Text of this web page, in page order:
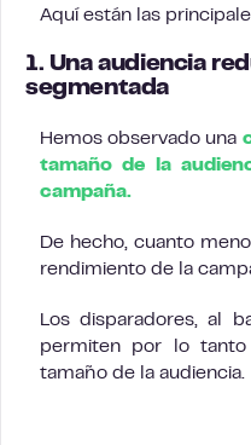
Aquí están las
1. Una audiencia
segmentada
Hemos observado una
tamaño de la
campaña.
De hecho, cuanto
rendimiento de la
Los disparadores, al
permiten por lo tanto
tamaño de la audiencia.